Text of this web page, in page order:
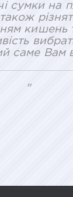
сумки на
кишень
саме Вам
"